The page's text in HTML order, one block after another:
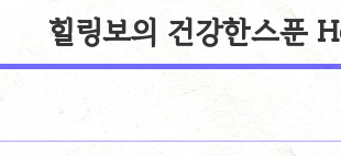
힐링보의 건강한스푼